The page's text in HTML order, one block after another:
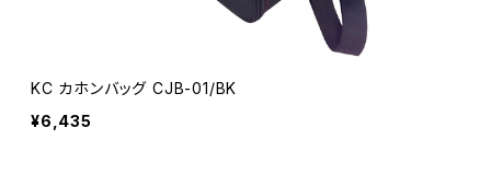
KC カホンバッグ CJB-01/BK
¥6,435